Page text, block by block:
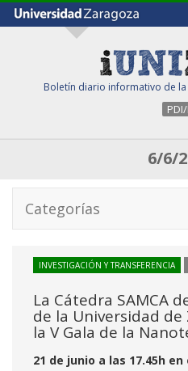
Boletín diario informativo de la
6/6/
Categorías
INVESTIGACIÓN Y TRANSFERENCIA
La Cátedra SAMCA
de la Universidad de
la V Gala de la
21 de junio a las 17.45h